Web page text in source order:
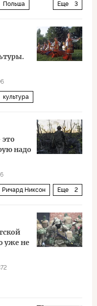
Еще 3
Польша
культура
надо
Еще 2
Ричард Никсон
уже не